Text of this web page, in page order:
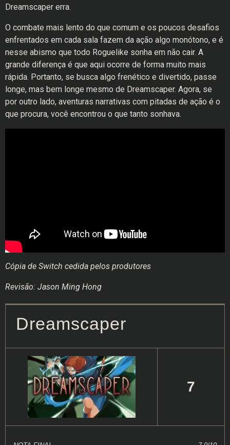
Dreamscaper erra.
O combate mais lento do que comum e os poucos desafios
enfrentados em cada sala fazem da ação algo monótono, e é
nesse abismo que todo Roguelike sonha em não cair. A
grande diferença é que aqui ocorre de forma muito mais
rápida. Portanto, se busca algo frenético e divertido, passe
longe, mas bem longe mesmo de Dreamscaper. Agora, se
por outro lado, aventuras narrativas com pitadas de ação é o
que procura, você encontrou o que tanto sonhava.
Cópia de Switch cedida pelos produtores
Revisão: Jason Ming Hong
Dreamscaper
7